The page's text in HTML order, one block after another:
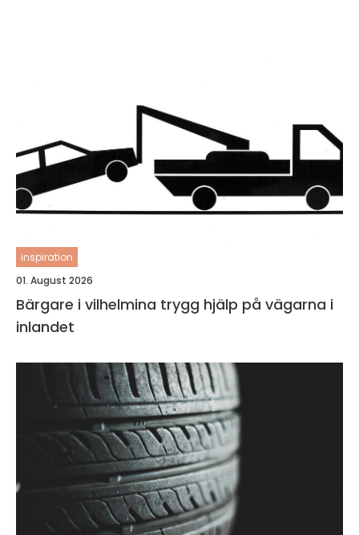
inspiration
01. August 2026
Bärgare i vilhelmina trygg hjälp på vägarna i
inlandet